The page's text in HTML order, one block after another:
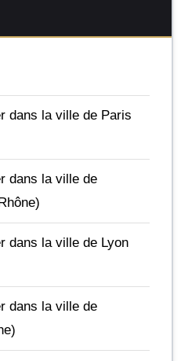
dans la ville de Paris
dans la ville de
dans la ville de Lyon
dans la ville de